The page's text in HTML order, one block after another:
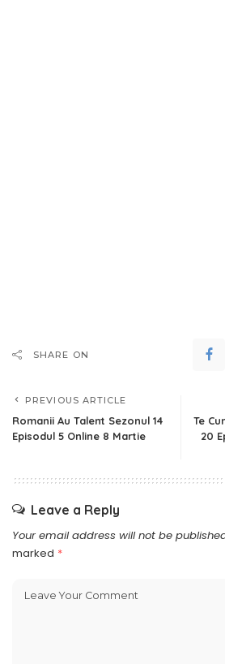
SHARE ON
PREVIOUS ARTICLE
Romanii Au Talent Sezonul 14
Episodul 5 Online 8 Martie
Te
20
Leave a Reply
Your email address will not be
marked *